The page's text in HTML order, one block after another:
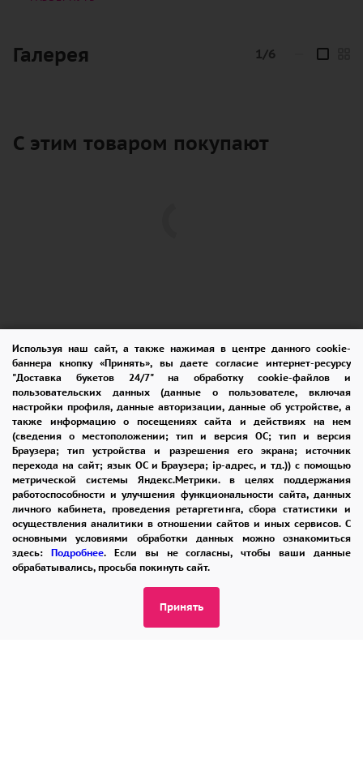
Используя наш сайт, а также нажимая в центре данного cookie-
баннера кнопку «Принять», вы даете согласие интернет-ресурсу
"Доставка букетов 24/7" на обработку cookie-файлов и
пользовательских данных (данные о пользователе, включая
настройки профиля, данные авторизации, данные об устройстве, а
также информацию о посещениях сайта и действиях на нем
(сведения о местоположении; тип и версия ОС; тип и версия
Браузера; тип устройства и разрешения его экрана; источник
перехода на сайт; язык ОС и Браузера; ip-адрес, и тд.)) с помощью
метрической системы Яндекс.Метрики. в целях поддержания
работоспособности и улучшения функциональности сайта, данных
личного кабинета, проведения ретаргетинга, сбора статистики и
осуществления аналитики в отношении сайтов и иных сервисов. С
основными условиями обработки данных можно ознакомиться
здесь: Подробнее. Если вы не согласны, чтобы ваши данные
обрабатывались, просьба покинуть сайт.
Принять
солнца, пробивающиеся сквозь утренний
Белоснежные лепестки символизируют
чистоту и искренность, а их яркие
"Радостное утро" идеально подходит для
тех, кто ценит простоту и природное
очарование.
Подарите этот букет близкому человеку,
чтобы выразить свои светлые чувства и
сделать день по-настоящему особенным!
Галерея 1/6
С этим товаром покупают
ПОМОЩЬ ОПЛАТА
ДОСТАВКА
ГАРАНТИИ
КУПОН
ВОЗВРАТ
ОТЗЫВЫ
РЕКОМЕНДАЦИИ
КОНТАКТЫ
8 965 242-37-47
ЗАКАЗАТЬ ЗВОНОК
admin@buket24delivery.ru
пл. Киевского Вокзала 2,